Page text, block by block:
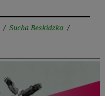
/ Sucha Beskidzka /